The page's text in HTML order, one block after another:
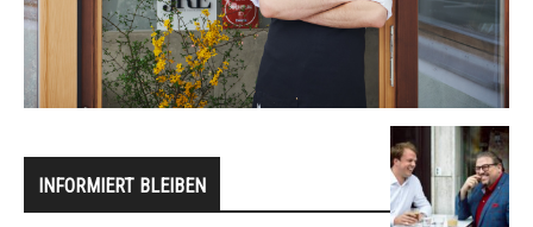
INFORMIERT BLEIBEN